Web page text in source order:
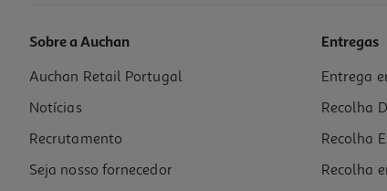
Pompons Auchan Animais 100 Unidades Modelos Sortidos
0.02 €/un
1,59 €
Sobre a Auchan
Auchan Retail Portugal
Notícias
Recrutamento
Seja nosso fornecedor
Entregas
Entrega
Recolha
Recolha
Recolha